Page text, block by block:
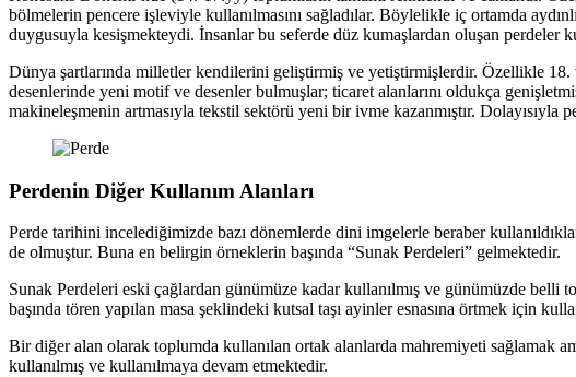
bölmelerin pencere işleviyle kullanılmasını sağladılar. Böylelikle iç ortamda
duygusuyla kesişmekteydi. İnsanlar bu seferde düz kumaşlardan oluşan perdeler
Dünya şartlarında milletler kendilerini geliştirmiş ve yetiştirmişlerdir. Özellikle
desenlerinde yeni motif ve desenler bulmuşlar; ticaret alanlarını oldukça
makineleşmenin artmasıyla tekstil sektörü yeni bir ivme kazanmıştır. Dolayısıyla
Perdenin Diğer Kullanım Alanları
Perde tarihini incelediğimizde bazı dönemlerde dini imgelerle beraber
de olmuştur. Buna en belirgin örneklerin başında “Sunak Perdeleri” gelmektedir.
Sunak Perdeleri eski çağlardan günümüze kadar kullanılmış ve günümüzde belli
başında tören yapılan masa şeklindeki kutsal taşı ayinler esnasına örtmek için
Bir diğer alan olarak toplumda kullanılan ortak alanlarda mahremiyeti sağlamak
kullanılmış ve kullanılmaya devam etmektedir.